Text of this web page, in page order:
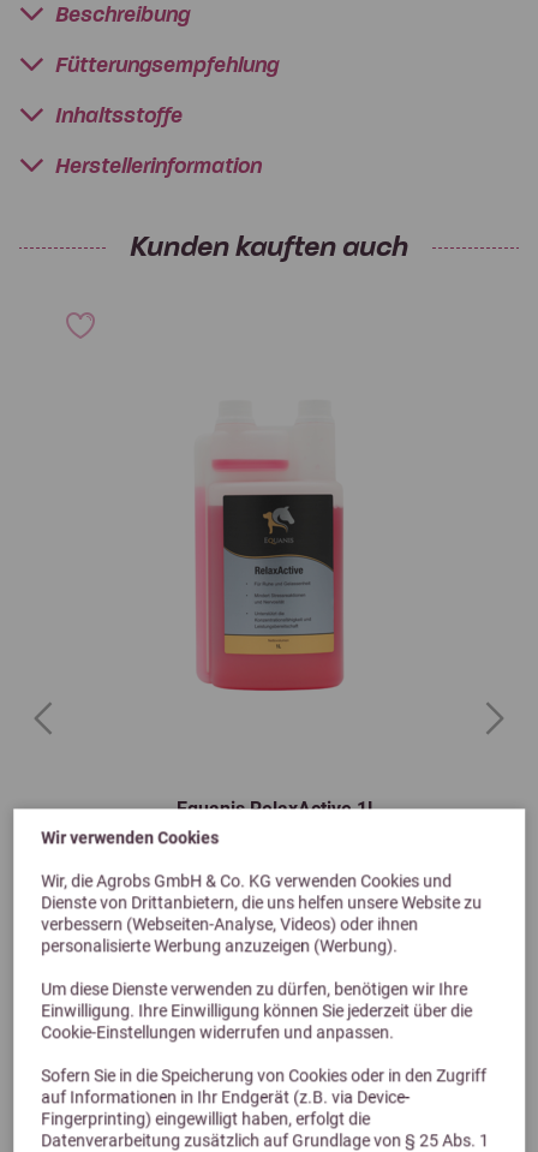
Wir verwenden Cookies
Wir, die Agrobs GmbH & Co. KG verwenden Cookies und
Dienste von Drittanbietern, die uns helfen unsere Website zu
verbessern (Webseiten-Analyse, Videos) oder ihnen
personalisierte Werbung anzuzeigen (Werbung).
Um diese Dienste verwenden zu dürfen, benötigen wir Ihre
Einwilligung. Ihre Einwilligung können Sie jederzeit über die
Cookie-Einstellungen widerrufen und anpassen.
Sofern Sie in die Speicherung von Cookies oder in den Zugriff
auf Informationen in Ihr Endgerät (z.B. via Device-
Fingerprinting) eingewilligt haben, erfolgt die
Datenverarbeitung zusätzlich auf Grundlage von § 25 Abs. 1
Beschreibung
Fütterungsempfehlung
Inhaltsstoffe
Herstellerinformation
Kunden kauften auch
Equanis RelaxActive 1L
34,99 €
Previous Next